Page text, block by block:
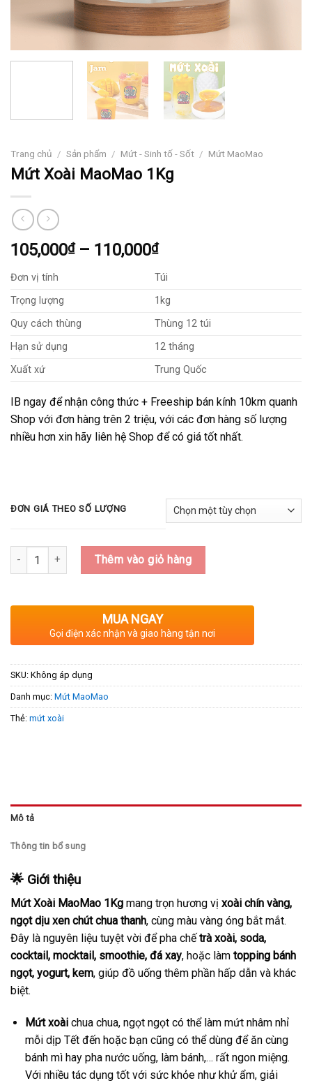
Trang chủ / Sản phẩm / Mứt - Sinh tố - Sốt / Mứt MaoMao
Mứt Xoài MaoMao 1Kg
105,000₫ – 110,000₫Khoảng
từ
105,000₫
đến
110,000₫
Đơn vị tính
Túi
Trọng lượng
1kg
Quy cách thùng
Thùng 12 túi
Hạn sử dụng
12 tháng
Xuất xứ
Trung Quốc
IB ngay để nhận công thức + Freeship bán kính 10km quanh
Shop với đơn hàng trên 2 triệu, với các đơn hàng số lượng
nhiều hơn xin hãy liên hệ Shop để có giá tốt nhất.
ĐƠN GIÁ THEO SỐ LƯỢNG
Số lượng Thêm vào giỏ hàng
MUA NGAY
Gọi điện xác nhận và giao hàng tận nơi
SKU: Không áp dụng
Danh mục: Mứt MaoMao
Thẻ: mứt xoài
Mô tả
Thông tin bổ sung
🌟 Giới thiệu
Mứt Xoài MaoMao 1Kg mang trọn hương vị xoài chín vàng,
ngọt dịu xen chút chua thanh, cùng màu vàng óng bắt mắt.
Đây là nguyên liệu tuyệt vời để pha chếtrà xoài, soda,
cocktail, mocktail, smoothie, đá xay, hoặc làm topping bánh
ngọt, yogurt, kem, giúp đồ uống thêm phần hấp dẫn và khác
biệt.
Mứt xoài chua chua, ngọt ngọt có thể làm mứt nhâm nhỉ
mỗi dịp Tết đến hoặc bạn cũng có thể dùng để ăn cùng
bánh mì hay pha nước uống, làm bánh,… rất ngon miệng.
Với nhiều tác dụng tốt với sức khỏe như khử ẩm, giải